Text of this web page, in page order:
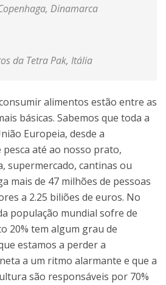
Dinamarca
da Tetra Pak, Itália
alimentos estão entre as
básicas. Sabemos que toda a
Europeia, desde a
até ao nosso prato,
supermercado, cantinas ou
mais de 47 milhões de pessoas
a 2.25 biliões de euros. No
população mundial sofre de
20% tem algum grau de
estamos a perder a
a um ritmo alarmante e que a
são responsáveis por 70%